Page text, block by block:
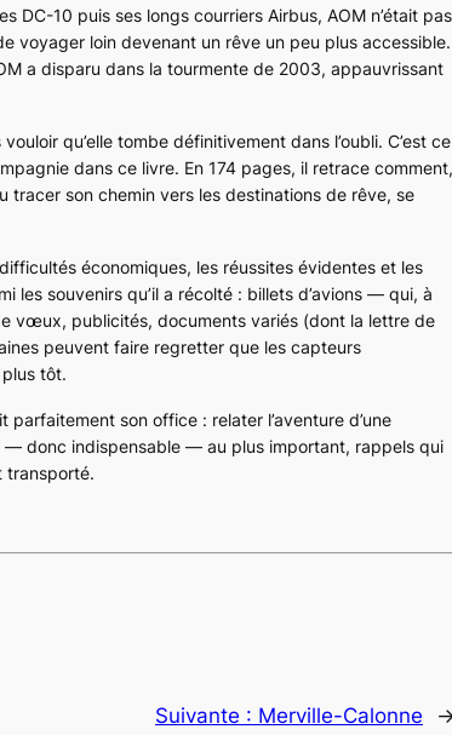
DC-10 puis ses longs courriers Airbus, AOM n’était pas
voyager loin devenant un rêve un peu plus accessible.
a disparu dans la tourmente de 2003, appauvrissant
qu’elle tombe définitivement dans l’oubli. C’est ce
dans ce livre. En 174 pages, il retrace comment,
tracer son chemin vers les destinations de rêve, se
économiques, les réussites évidentes et les
les souvenirs qu’il a récolté : billets d’avions — qui, à
vœux, publicités, documents variés (dont la lettre de
peuvent faire regretter que les capteurs
tôt.
son office : relater l’aventure d’une
donc indispensable — au plus important, rappels qui
transporté.
Suivante : Merville-Calonne